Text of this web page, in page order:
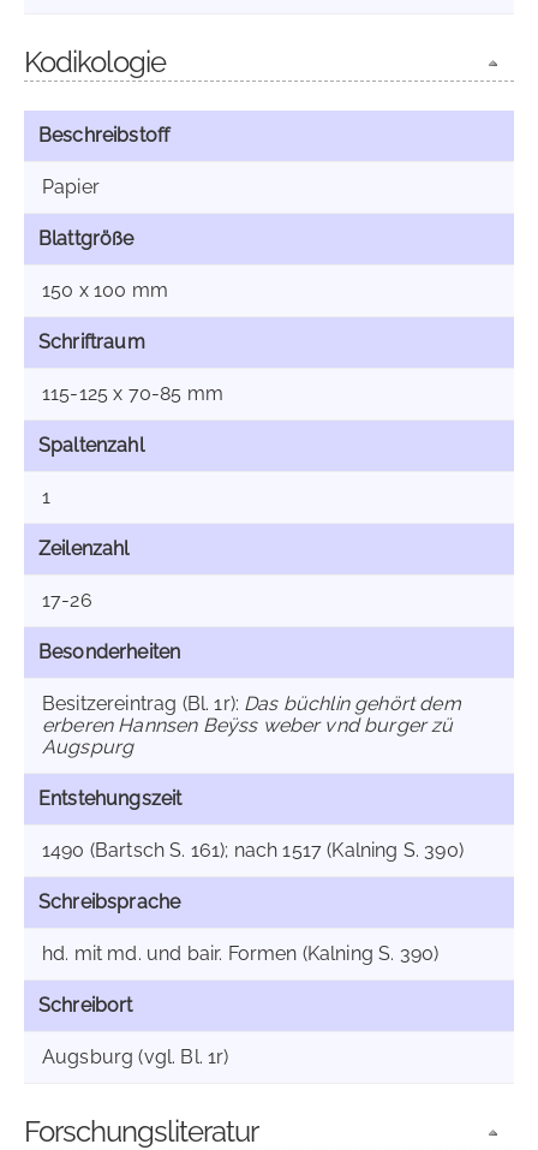
Kodikologie
Beschreibstoff
Papier
Blattgröße
150 x 100 mm
Schriftraum
115-125 x 70-85 mm
Spaltenzahl
1
Zeilenzahl
17-26
Besonderheiten
Besitzereintrag (Bl. 1r): Das büchlin gehört dem
erberen Hannsen Beÿss weber vnd burger zü
Augspurg
Entstehungszeit
1490 (Bartsch S. 161); nach 1517 (Kalning S. 390)
Schreibsprache
hd. mit md. und bair. Formen (Kalning S. 390)
Schreibort
Augsburg (vgl. Bl. 1r)
Forschungsliteratur